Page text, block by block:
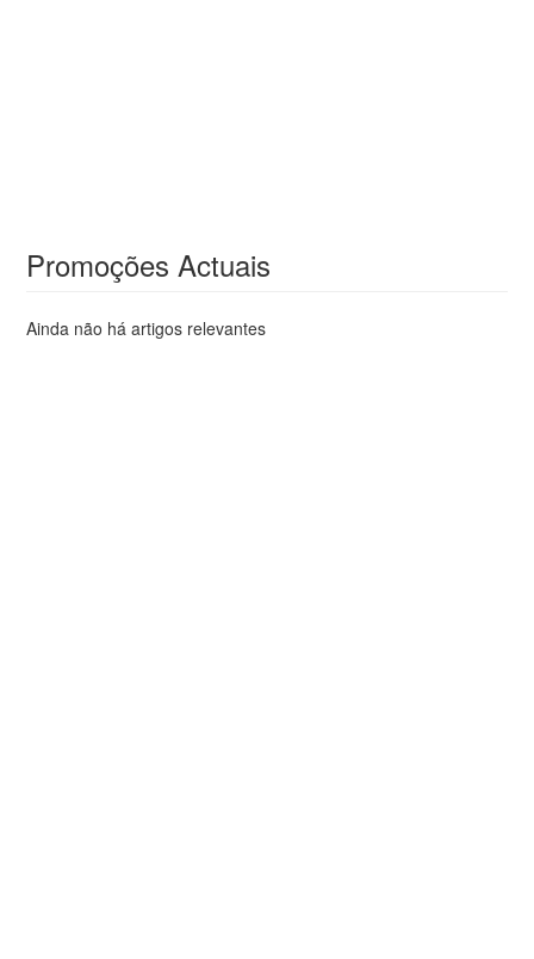
Promoções Actuais
Ainda não há artigos relevantes